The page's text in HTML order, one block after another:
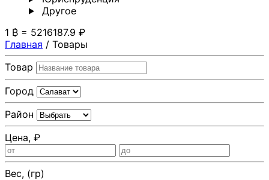
Другoе
1 ₿ = 5216187.9 ₽
Главная / Товары
Товар
Город
Район
Цена, ₽
Вес, (гр)